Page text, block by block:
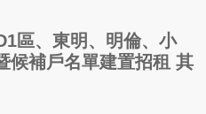
區、東明、明倫、小
候補戶名單建置招租 其